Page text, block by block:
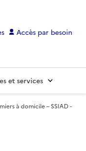
Accès par besoin
et services
à domicile – SSIAD -